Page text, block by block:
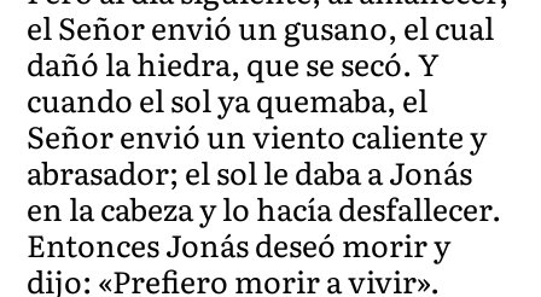
el Señor envió un gusano, el cual
dañó la hiedra, que se secó. Y
cuando el sol ya quemaba, el
Señor envió un viento caliente y
abrasador; el sol le daba a Jonás
en la cabeza y lo hacía desfallecer.
Entonces Jonás deseó morir y
dijo: «Prefiero morir a vivir».